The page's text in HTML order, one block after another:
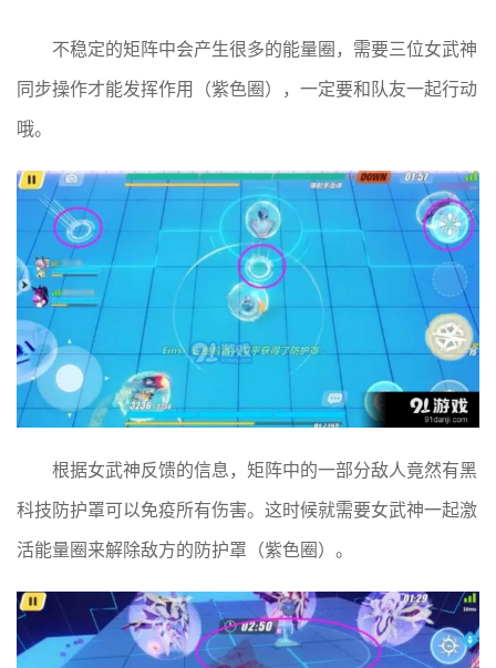
不稳定的矩阵中会产生很多的能量圈，需要三位女武神
同步操作才能发挥作用（紫色圈），一定要和队友一起行动
哦。
根据女武神反馈的信息，矩阵中的一部分敌人竟然有黑
科技防护罩可以免疫所有伤害。这时候就需要女武神一起激
活能量圈来解除敌方的防护罩（紫色圈）。